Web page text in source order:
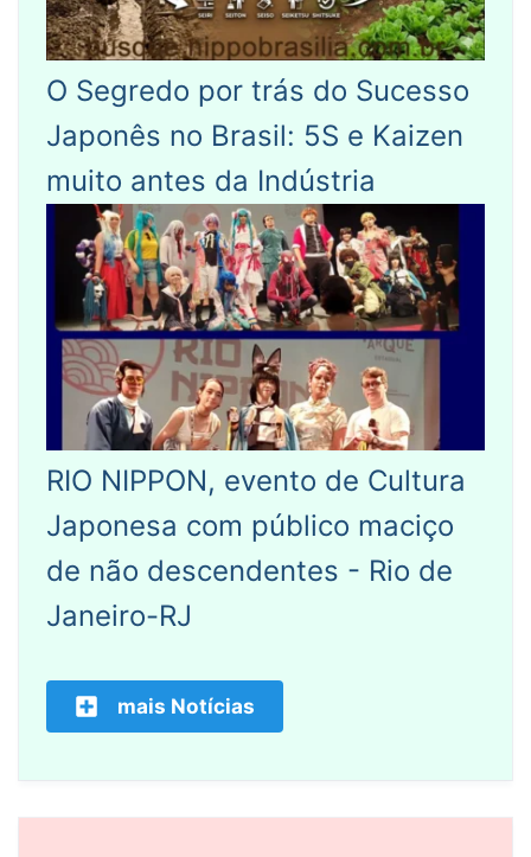
O Segredo por trás do Sucesso
Japonês no Brasil: 5S e Kaizen
muito antes da Indústria
RIO NIPPON, evento de Cultura
Japonesa com público maciço
de não descendentes - Rio de
Janeiro-RJ
mais Notícias